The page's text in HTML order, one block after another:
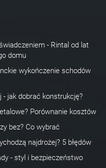
- Rintal od lat
domu
wykończenie schodów
jak dobrać konstrukcję?
Porównanie kosztów
bez? Co wybrać
najdrożej? 5 błędów
- styl i bezpieczeństwo